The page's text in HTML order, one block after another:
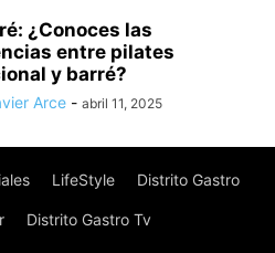
¿Conoces las
entre pilates
y barré?
Arce - abril 11, 2025
LifeStyle Distrito Gastro
Distrito Gastro Tv